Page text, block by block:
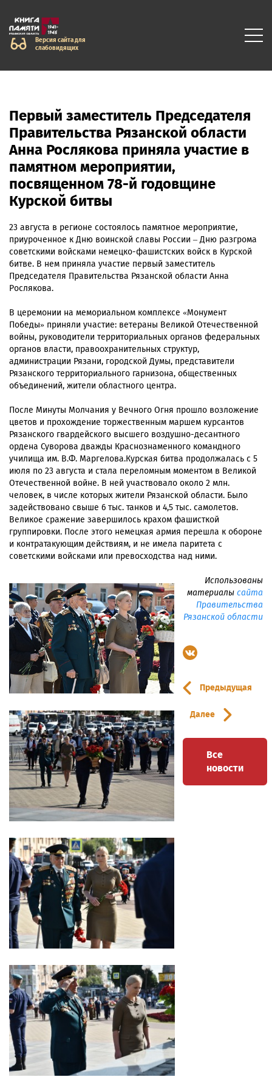
Версия сайта для
слабовидящих
Первый заместитель Председателя
Правительства Рязанской области
Анна Рослякова приняла участие в
памятном мероприятии,
посвященном 78-й годовщине
Курской битвы
23 августа в регионе состоялось памятное мероприятие,
приуроченное к Дню воинской славы России – Дню разгрома
советскими войсками немецко-фашистских войск в Курской
битве. В нем приняла участие первый заместитель
Председателя Правительства Рязанской области Анна
Рослякова.
В церемонии на мемориальном комплексе «Монумент
Победы» приняли участие: ветераны Великой Отечественной
войны, руководители территориальных органов федеральных
органов власти, правоохранительных структур,
администрации Рязани, городской Думы, представители
Рязанского территориального гарнизона, общественных
объединений, жители областного центра.
После Минуты Молчания у Вечного Огня прошло возложение
цветов и прохождение торжественным маршем курсантов
Рязанского гвардейского высшего воздушно-десантного
ордена Суворова дважды Краснознаменного командного
училища им. В.Ф. Маргелова.Курская битва продолжалась с 5
июля по 23 августа и стала переломным моментом в Великой
Отечественной войне. В ней участвовало около 2 млн.
человек, в числе которых жители Рязанской области. Было
задействовано свыше 6 тыс. танков и 4,5 тыс. самолетов.
Великое сражение завершилось крахом фашисткой
группировки. После этого немецкая армия перешла к обороне
и контратакующим действиям, и не имела паритета с
советскими войсками или превосходства над ними.
Использованы
материалы сайта
Правительства
Рязанской области
Предыдущая
Все
новости
Далее